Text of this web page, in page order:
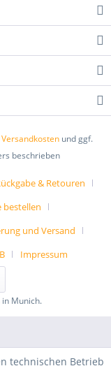
Versandkosten und ggf.
beschrieben
& Retouren
bestellen
und Versand
Impressum
Munich.
technischen Betrieb